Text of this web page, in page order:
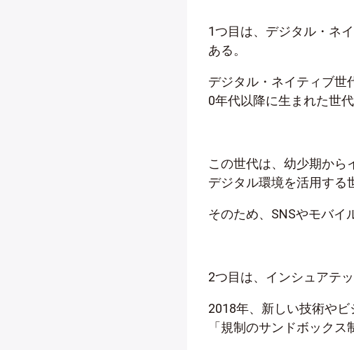
1つ目は、デジタル・ネ
ある。
デジタル・ネイティブ世
0年代以降に生まれた世代
この世代は、幼少期から
デジタル環境を活用する
そのため、SNSやモバイ
2つ目は、インシュアテ
2018年、新しい技術やビ
「規制のサンドボック